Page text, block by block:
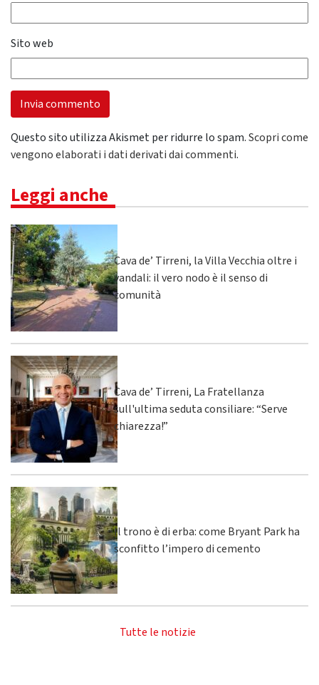
Sito web
Questo sito utilizza Akismet per ridurre lo spam.Scopri come
vengono elaborati i dati derivati dai commenti.
Leggi anche
Cava de’ Tirreni, la Villa Vecchia oltre i
vandali: il vero nodo è il senso di
comunità
Cava de’ Tirreni, La Fratellanza
sull'ultima seduta consiliare: “Serve
chiarezza!”
Il trono è di erba: come Bryant Park ha
sconfitto l’impero di cemento
Tutte le notizie